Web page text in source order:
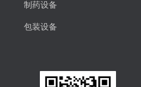
制药设备
包装设备